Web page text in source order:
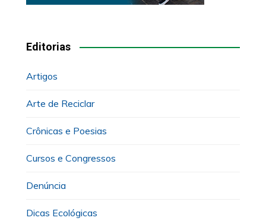
Editorias
Artigos
Arte de Reciclar
Crônicas e Poesias
Cursos e Congressos
Denúncia
Dicas Ecológicas